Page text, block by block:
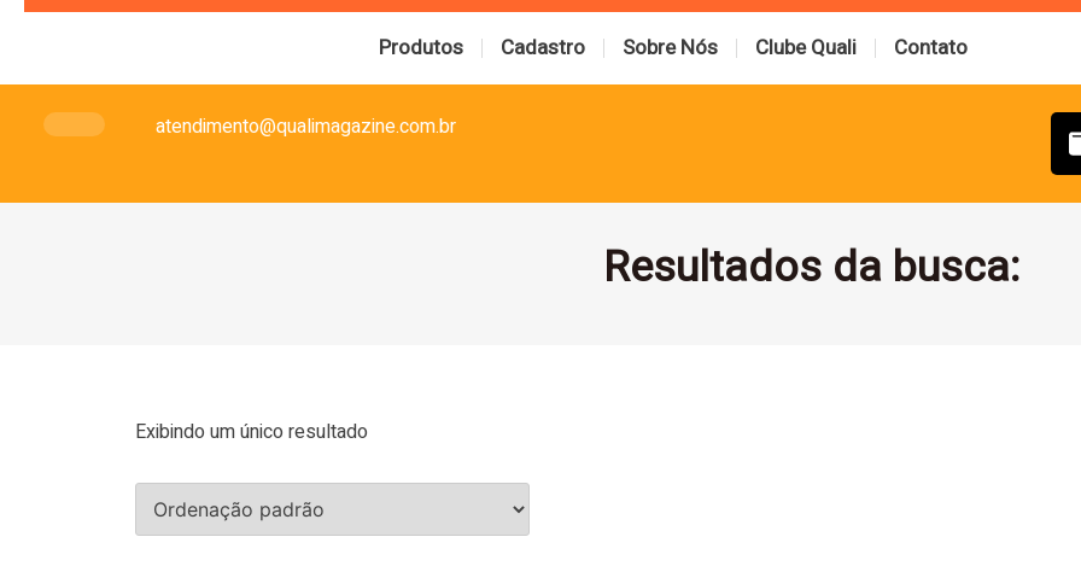
Produtos Cadastro Sobre Nós Clube Quali Contato
atendimento@qualimagazine.com.br
Resultados da busca:
Exibindo um único resultado